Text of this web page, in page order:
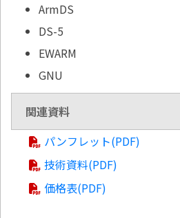
ArmDS
DS-5
EWARM
GNU
関連資料
パンフレット(PDF)
技術資料(PDF)
価格表(PDF)